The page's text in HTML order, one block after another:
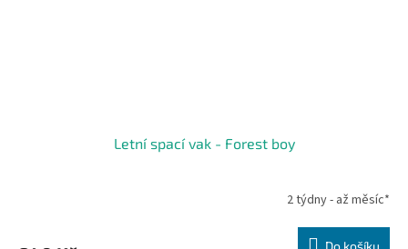
Letní spací vak - Forest boy
2 týdny - až měsíc*
Do košíku